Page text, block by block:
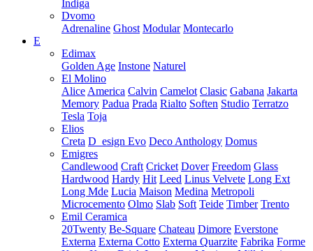
Indiga
Dvomo
Adrenaline Ghost Modular Montecarlo
E
Edimax
Golden Age Instone Naturel
El Molino
Alice America Calvin Camelot Clasic Gabana Jakarta
Memory Padua Prada Rialto Soften Studio Terratzo
Tesla Toja
Elios
Creta D_esign Evo Deco Anthology Domus
Emigres
Candlewood Craft Cricket Dover Freedom Glass
Hardwood Hardy Hit Leed Linus Velvete Long Ext
Long Mde Lucia Maison Medina Metropoli
Microcemento Olmo Slab Soft Teide Timber Trento
Emil Ceramica
20Twenty Be-Square Chateau Dimore Everstone
Externa Externa Cotto Externa Quarzite Fabrika Forme